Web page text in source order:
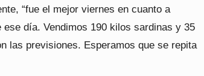
“fue el mejor viernes en cuanto a
día. Vendimos 190 kilos sardinas y 35
las previsiones. Esperamos que se repita